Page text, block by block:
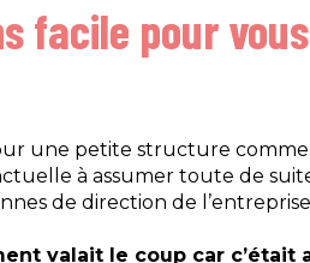
facile pour
une petite structure comme
à assumer toute de
de direction de
valait le coup car c’était